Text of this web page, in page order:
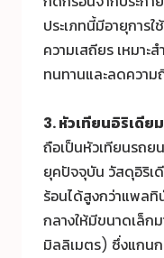
ประเภทนี้มีอายุการ
ความเสถียร เหมาะ
ทนทานและลดความ
3. หัวเทียนอิริเดี
ถือเป็นหัวเทียนรถ
ยุคปัจจุบัน วัสดุอิริเ
ร้อนได้สูงกว่าแพลทิ
กลางให้มีขนาดเล็ก
มิลลิเมตร) ซึ่งแกนก